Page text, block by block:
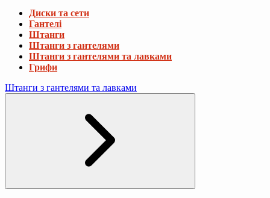
Диски та сети
Гантелі
Штанги
Штанги з гантелями
Штанги з гантелями та лавками
Грифи
Штанги з гантелями та лавками